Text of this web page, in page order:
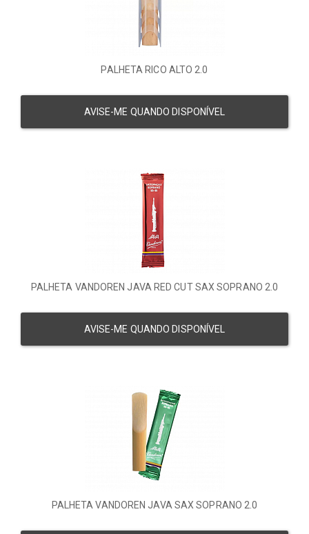
PALHETA RICO ALTO 2.0
AVISE-ME QUANDO DISPONÍVEL
PALHETA VANDOREN JAVA RED CUT SAX SOPRANO 2.0
AVISE-ME QUANDO DISPONÍVEL
PALHETA VANDOREN JAVA SAX SOPRANO 2.0